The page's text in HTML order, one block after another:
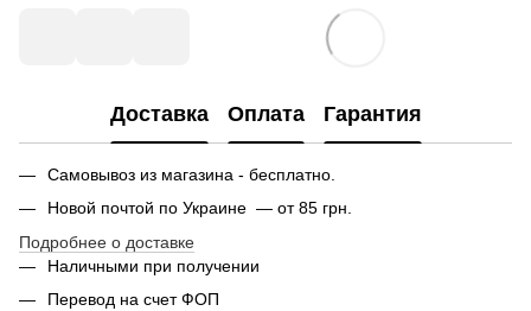
Доставка Оплата Гарантия
Самовывоз из магазина - бесплатно.
Новой почтой по Украине — от 85 грн.
Подробнее о доставке
Наличными при получении
Перевод на счет ФОП